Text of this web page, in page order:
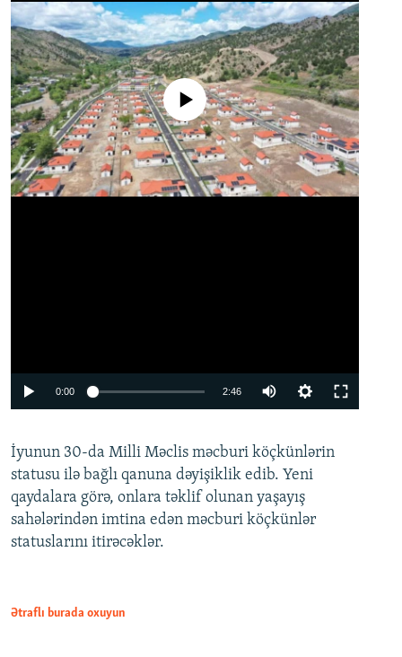
No media source currently available
0:00 2:46
360p
480p
720p
İyunun 30-da Milli Məclis məcburi köçkünlərin
statusu ilə bağlı qanuna dəyişiklik edib. Yeni
qaydalara görə, onlara təklif olunan yaşayış
sahələrindən imtina edən məcburi köçkünlər
statuslarını itirəcəklər.
Ətraflı burada oxuyun